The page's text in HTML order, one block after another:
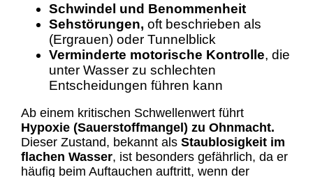
Schwindel und Benommenheit
Sehstörungen, oft beschrieben als
(Ergrauen) oder Tunnelblick
Verminderte motorische Kontrolle, die
unter Wasser zu schlechten
Entscheidungen führen kann
Ab einem kritischen Schwellenwert führt
Hypoxie (Sauerstoffmangel) zu Ohnmacht.
Dieser Zustand, bekannt als Staublosigkeit im
flachen Wasser, ist besonders gefährlich, da er
häufig beim Auftauchen auftritt, wenn der